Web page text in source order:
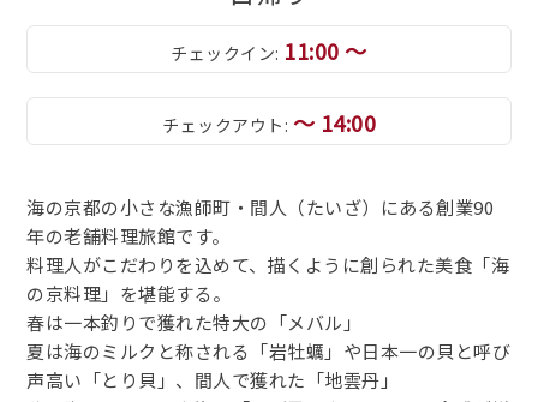
チェックイン: 11:00 ～
チェックアウト: ～ 14:00
海の京都の小さな漁師町・間人（たいざ）にある創業90
年の老舗料理旅館です。
料理人がこだわりを込めて、描くように創られた美食「海
の京料理」を堪能する。
春は一本釣りで獲れた特大の「メバル」
夏は海のミルクと称される「岩牡蠣」や日本一の貝と呼び
声高い「とり貝」、間人で獲れた「地雲丹」